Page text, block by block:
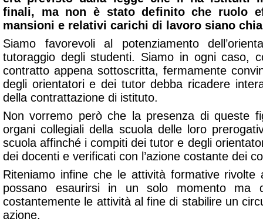
finali, ma non è stato definito che ruolo
mansioni e relativi carichi di lavoro siano
Siamo favorevoli al potenziamento
tutoraggio degli studenti. Siamo in ogni caso,
contratto appena sottoscritta, fermamente
degli orientatori e dei tutor debba ricadere
della contrattazione di istituto.
Non vorremo però che la presenza di queste
organi collegiali della scuola delle loro
scuola affinché i compiti dei tutor e degli
dei docenti e verificati con l’azione costante dei
Riteniamo infine che le attività formative
possano esaurirsi in un solo momento ma
costantemente le attività al fine di stabilire un
azione.